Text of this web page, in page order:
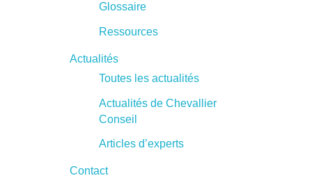
Glossaire
Ressources
Actualités
Toutes les actualités
Actualités de Chevallier
Conseil
Articles d’experts
Contact